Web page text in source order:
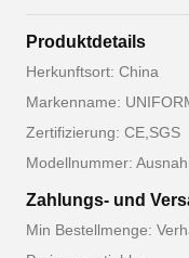
Produktdetails
Herkunftsort: China
Markenname:
Zertifizierung: CE,SGS
Modellnummer:
Zahlungs- und
Min Bestellmenge: